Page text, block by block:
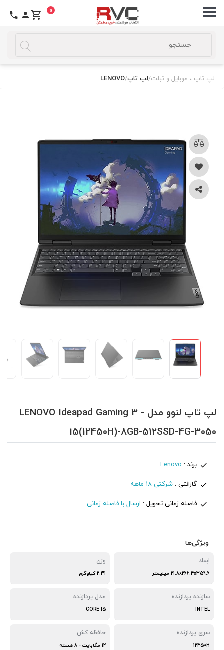
0
لپ تاپ ، موبایل و تبلت/لپ تاپ/
LENOVO
لپ تاپ لنوو مدل LENOVO Ideapad Gaming 3 -
i5(12450H)-8GB-512SSD-4G-3050
برند : Lenovo
گارانتی :شرکتی 18 ماهه
فاصله زمانی تحویل : ارسال با فاصله زمانی
ویژگی‌ها
ابعاد
21.8x266.4x359.6 میلیمتر
وزن
2.31 کیلوگرم
سازنده پردازنده
INTEL
مدل پردازنده
CORE I5
سری پردازنده
12450H
حافظه کش
12 مگابایت - 8 هسته